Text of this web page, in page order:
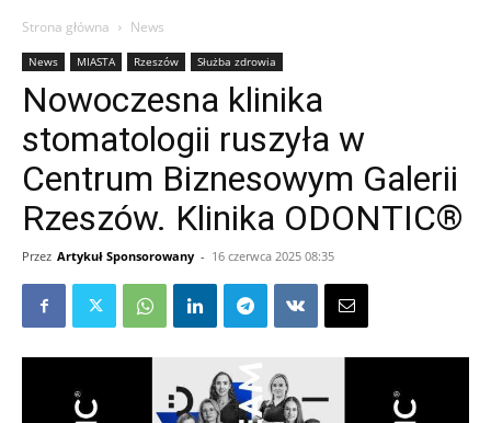
Strona główna News
News MIASTA Rzeszów Służba zdrowia
Nowoczesna klinika
stomatologii ruszyła w
Centrum Biznesowym Galerii
Rzeszów. Klinika ODONTIC®
Przez Artykuł Sponsorowany - 16 czerwca 2025 08:35